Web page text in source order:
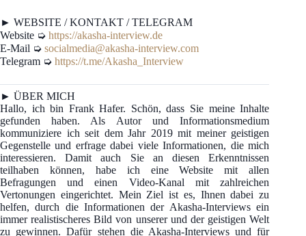
► WEBSITE / KONTAKT / TELEGRAM
Website ➭ https://akasha-interview.de
E-Mail ➭ socialmedia@akasha-interview.com
Telegram ➭ https://t.me/Akasha_Interview
► ÜBER MICH
Hallo, ich bin Frank Hafer. Schön, dass Sie meine Inhalte
gefunden haben. Als Autor und Informationsmedium
kommuniziere ich seit dem Jahr 2019 mit meiner geistigen
Gegenstelle und erfrage dabei viele Informationen, die mich
interessieren. Damit auch Sie an diesen Erkenntnissen
teilhaben können, habe ich eine Website mit allen
Befragungen und einen Video-Kanal mit zahlreichen
Vertonungen eingerichtet. Mein Ziel ist es, Ihnen dabei zu
helfen, durch die Informationen der Akasha-Interviews ein
immer realistischeres Bild von unserer und der geistigen Welt
zu gewinnen. Dafür stehen die Akasha-Interviews und für